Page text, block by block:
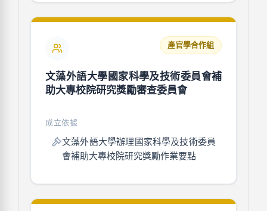
產官學合作組
文藻外語大學國家科學及技術委員會補
助大專校院研究獎勵審查委員會
成立依據
文藻外語大學辦理國家科學及技術委員
會補助大專校院研究獎勵作業要點